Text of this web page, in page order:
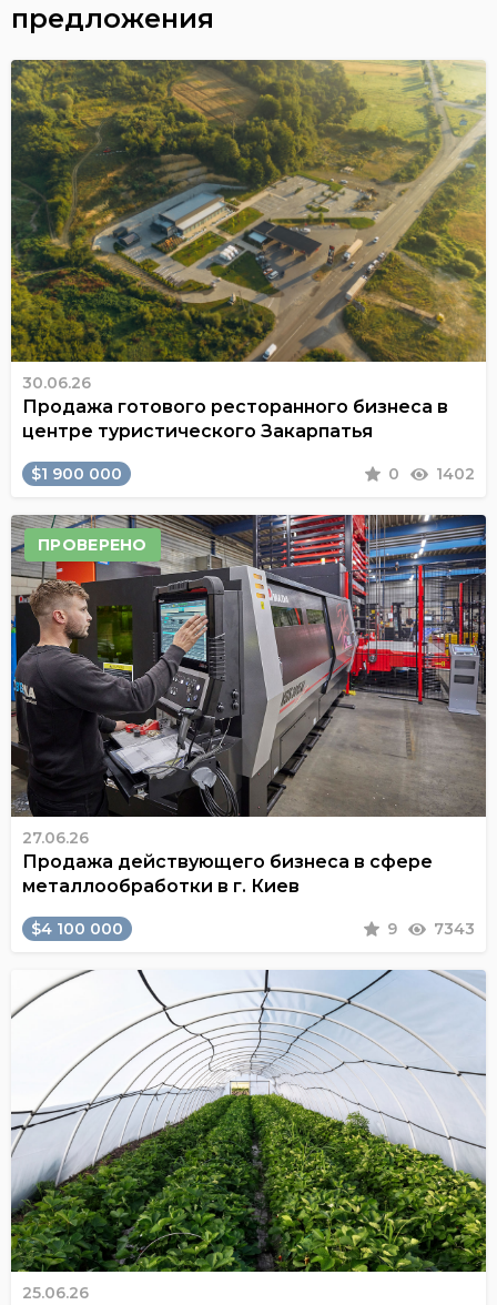
предложения
30.06.26
Продажа готового ресторанного бизнеса в
центре туристического Закарпатья
$1 900 000 0 1402
ПРОВЕРЕНО
27.06.26
Продажа действующего бизнеса в сфере
металлообработки в г. Киев
$4 100 000 9 7343
25.06.26